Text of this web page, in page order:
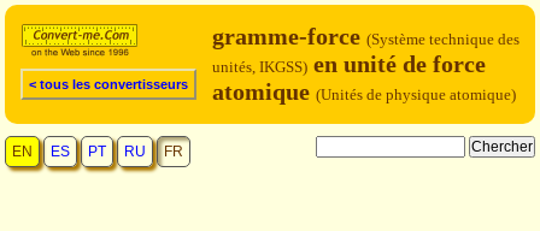
< tous les convertisseurs
gramme-force (Système technique des
unités, IKGSS) en unité de force
atomique (Unités de physique atomique)
EN ES PT RU FR